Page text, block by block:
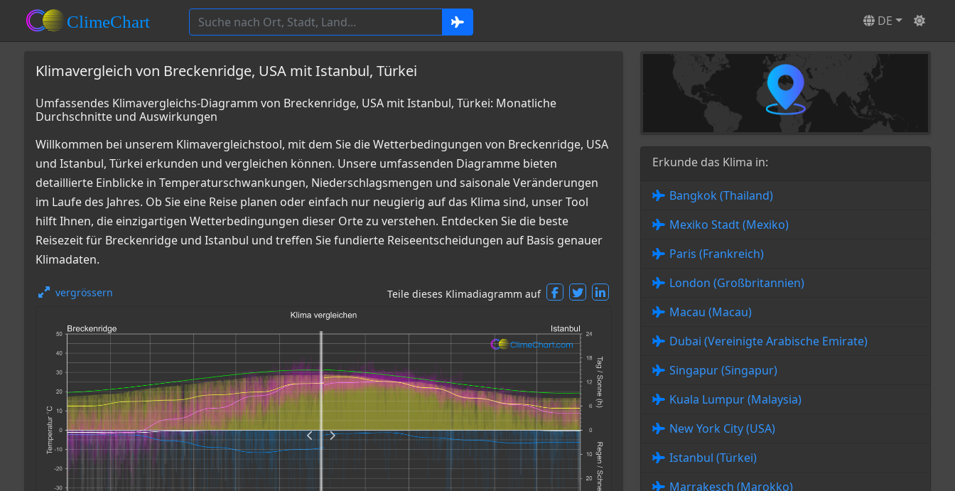
DE
Klimavergleich von Breckenridge, USA mit Istanbul, Türkei
Umfassendes Klimavergleichs-Diagramm von Breckenridge, USA mit Istanbul, Türkei: Monatliche
Durchschnitte und Auswirkungen
Willkommen bei unserem Klimavergleichstool, mit dem Sie die Wetterbedingungen von Breckenridge, USA
und Istanbul, Türkei erkunden und vergleichen können. Unsere umfassenden Diagramme bieten
detaillierte Einblicke in Temperaturschwankungen, Niederschlagsmengen und saisonale Veränderungen
im Laufe des Jahres. Ob Sie eine Reise planen oder einfach nur neugierig auf das Klima sind, unser Tool
hilft Ihnen, die einzigartigen Wetterbedingungen dieser Orte zu verstehen. Entdecken Sie die beste
Reisezeit für Breckenridge und Istanbul und treffen Sie fundierte Reiseentscheidungen auf Basis genauer
Klimadaten.
vergrössern Teile dieses Klimadiagramm auf
Erkunde das Klima in:
Bangkok (Thailand)
Mexiko Stadt (Mexiko)
Paris (Frankreich)
London (Großbritannien)
Macau (Macau)
Dubai (Vereinigte Arabische Emirate)
Singapur (Singapur)
Kuala Lumpur (Malaysia)
New York City (USA)
Istanbul (Türkei)
Marrakesch (Marokko)